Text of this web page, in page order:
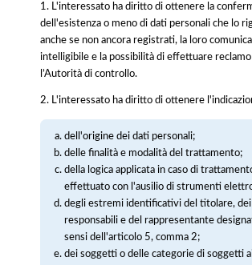
1. L'interessato ha diritto di ottenere la
dell'esistenza o meno di dati personali che lo
anche se non ancora registrati, la loro
intelligibile e la possibilità di effettuare
l’Autorità di controllo.
2. L'interessato ha diritto di ottenere
dell'origine dei dati personali;
delle finalità e modalità del trattamento;
della logica applicata in caso di
effettuato con l'ausilio di strumenti
degli estremi identificativi del titolare, dei
responsabili e del rappresentante
sensi dell'articolo 5, comma 2;
dei soggetti o delle categorie di soggetti